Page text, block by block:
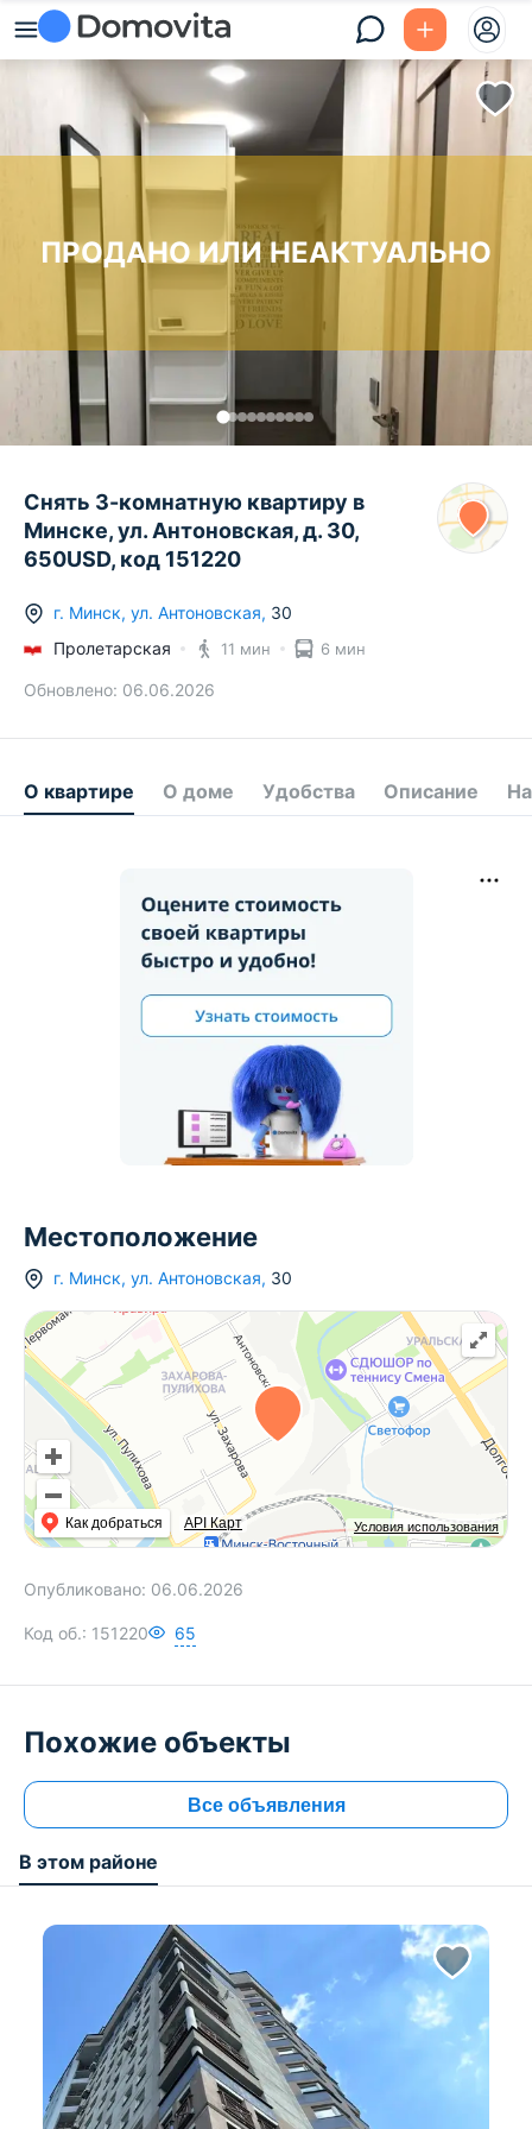
ПРОДАНО ИЛИ НЕАКТУАЛЬНО
Снять 3-комнатную квартиру в
Минске, ул. Антоновская, д. 30,
650USD, код 151220
г. Минск, ул. Антоновская, 30
Пролетарская
11 мин 6 мин
Обновлено: 06.06.2026
О квартире О доме Удобства Описание
Местоположение
г. Минск, ул. Антоновская, 30
Условия использования
Как добраться API Карт
Опубликовано: 06.06.2026
Код об.: 151220 65
Похожие объекты
Все объявления
В этом районе